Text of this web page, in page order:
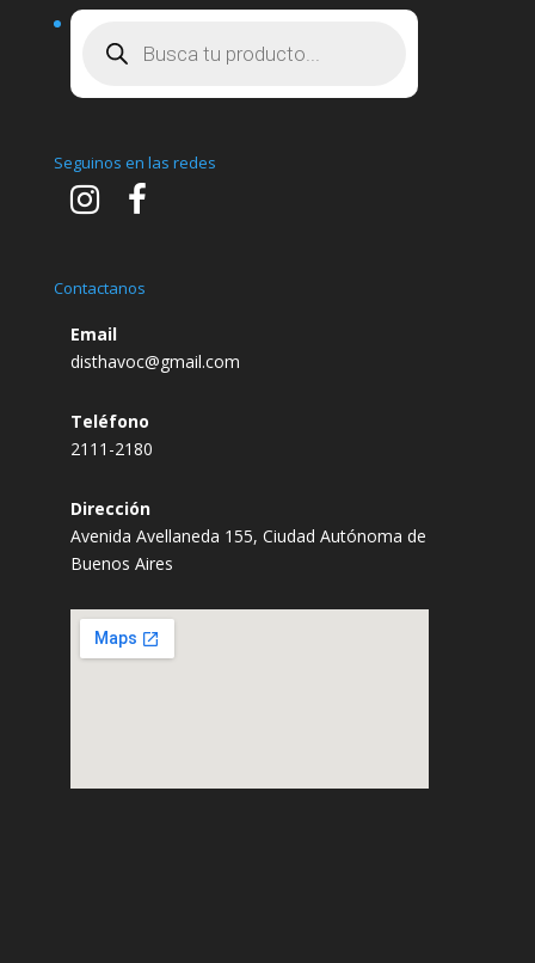
Seguinos en las redes
Contactanos
Email
disthavoc@gmail.com
Teléfono
2111-2180
Dirección
Avenida Avellaneda 155, Ciudad Autónoma de
Buenos Aires